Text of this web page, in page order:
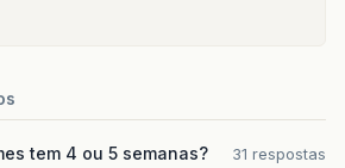
tem 4 ou 5 semanas?
31 respostas